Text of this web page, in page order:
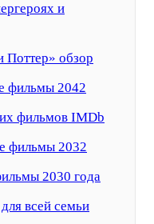
и
обзор
фильмы 2042
фильмов IMDb
фильмы 2032
2030 года
всей семьи